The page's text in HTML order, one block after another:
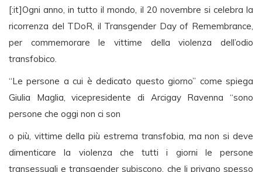
[:it]Ogni anno, in tutto il mondo, il 20 novembre si celebra la
ricorrenza del TDoR, il Transgender Day of Remembrance,
per commemorare le vittime della violenza dell’odio
transfobico.
“Le persone a cui è dedicato questo giorno” come spiega
Giulia Maglia, vicepresidente di Arcigay Ravenna “sono
persone che oggi non ci son
o più, vittime della più estrema transfobia, ma non si deve
dimenticare la violenza che tutti i giorni le persone
transessuali e transgender subiscono, che li privano spesso